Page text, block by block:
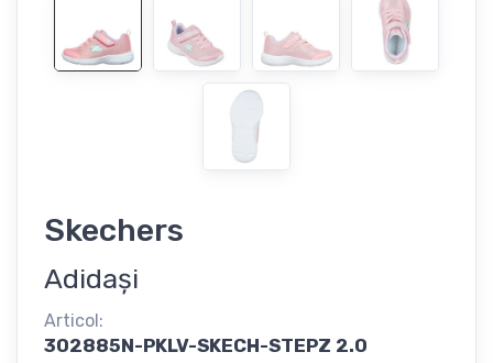
Skechers
Adidași
Articol:
302885N-PKLV-SKECH-STEPZ 2.0